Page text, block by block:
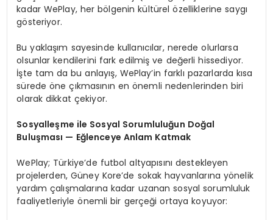
kadar WePlay, her bölgenin kültürel özelliklerine saygı
gösteriyor.
Bu yaklaşım sayesinde kullanıcılar, nerede olurlarsa
olsunlar kendilerini fark edilmiş ve değerli hissediyor.
İşte tam da bu anlayış, WePlay’in farklı pazarlarda kısa
sürede öne çıkmasının en önemli nedenlerinden biri
olarak dikkat çekiyor.
Sosyalleşme ile Sosyal Sorumluluğun Doğal
Buluşması — Eğlenceye Anlam Katmak
WePlay; Türkiye’de futbol altyapısını destekleyen
projelerden, Güney Kore’de sokak hayvanlarına yönelik
yardım çalışmalarına kadar uzanan sosyal sorumluluk
faaliyetleriyle önemli bir gerçeği ortaya koyuyor: